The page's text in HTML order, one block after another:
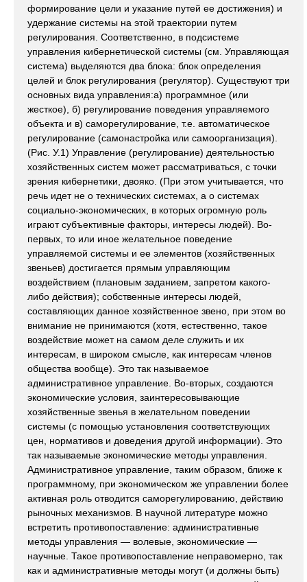
формирование цели и указание путей ее достижения) и
удержание системы на этой траектории путем
регулирования. Соответственно, в подсистеме
управления кибернетической системы (см. Управляющая
система) выделяются два блока: блок определения
целей и блок регулирования (регулятор). Существуют три
основных вида управления:а) программное (или
жесткое), б) регулирование поведения управляемого
объекта и в) саморегулирование, т.е. автоматическое
регулирование (самонастройка или самоорганизация).
(Рис. У.1) Управление (регулирование) деятельностью
хозяйственных систем может рассматриваться, с точки
зрения кибернетики, двояко. (При этом учитывается, что
речь идет не о технических системах, а о системах
социально-экономических, в которых огромную роль
играют субъективные факторы, интересы людей). Во-
первых, то или иное желательное поведение
управляемой системы и ее элементов (хозяйственных
звеньев) достигается прямым управляющим
воздействием (плановым заданием, запретом какого-
либо действия); собственные интересы людей,
составляющих данное хозяйственное звено, при этом во
внимание не принимаются (хотя, естественно, такое
воздействие может на самом деле служить и их
интересам, в широком смысле, как интересам членов
общества вообще). Это так называемое
административное управление. Во-вторых, создаются
экономические условия, заинтересовывающие
хозяйственные звенья в желательном поведении
системы (с помощью установления соответствующих
цен, нормативов и доведения другой информации). Это
так называемые экономические методы управления.
Административное управление, таким образом, ближе к
программному, при экономическом же управлении более
активная роль отводится саморегулированию, действию
рыночных механизмов. В научной литературе можно
встретить противопоставление: административные
методы управления — волевые, экономические —
научные. Такое противопоставление неправомерно, так
как и административные методы могут (и должны быть)